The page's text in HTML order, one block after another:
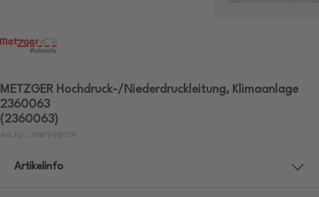
METZGER Hochdruck-/Niederdruckleitung, Klimaanlage
2360063
(2360063)
Art.Nr.: WW998019
Artikelinfo